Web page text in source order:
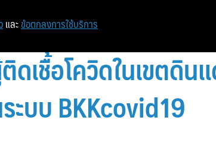
เชื้อโควิดในเขตดิน
ะบบ BKKcovid19
และ ข้อตกลงการใช้บริการ